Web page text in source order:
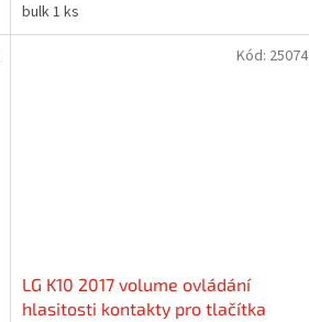
bulk 1 ks
LG K10 2017 volume ovládání
hlasitosti kontakty pro tlačítka
Kód: 25074